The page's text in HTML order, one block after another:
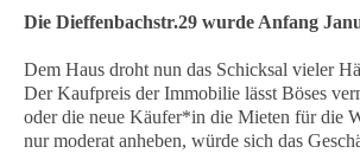
Die Dieffenbachstr.29 wurde Anfang
Dem Haus droht nun das Schicksal vieler
Der Kaufpreis der Immobilie lässt Böses
oder die neue Käufer*in die Mieten für die
nur moderat anheben, würde sich das